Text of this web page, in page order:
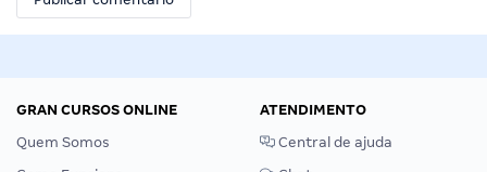
GRAN CURSOS ONLINE
Quem Somos
ATENDIMENTO
Central de ajuda